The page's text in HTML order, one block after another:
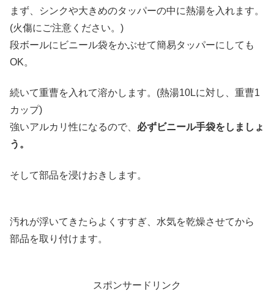
まず、シンクや大きめのタッパーの中に熱湯を入れます。
(火傷にご注意ください。)
段ボールにビニール袋をかぶせて簡易タッパーにしても
OK。
続いて重曹を入れて溶かします。(熱湯10Lに対し、重曹1
カップ)
強いアルカリ性になるので、 必ずビニール手袋をしましょ
う。
そして部品を浸けおきします。
汚れが浮いてきたらよくすすぎ、水気を乾燥させてから
部品を取り付けます。
スポンサードリンク